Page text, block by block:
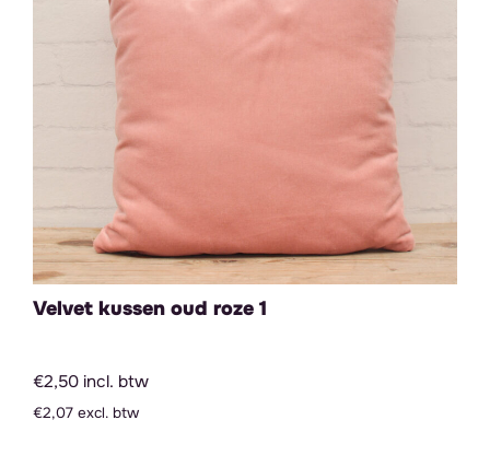
Velvet kussen oud roze 1
€2,50 incl. btw
€2,07 excl. btw